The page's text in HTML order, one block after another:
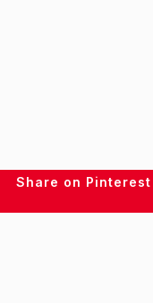
Share on Pinterest